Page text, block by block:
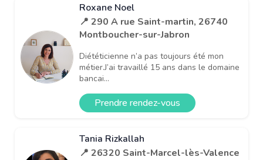
Roxane Noel
📍 290 A rue Saint-martin, 26740
Montboucher-sur-Jabron
Diététicienne n’a pas toujours été mon
métier.J’ai travaillé 15 ans dans le domaine
bancai...
Prendre rendez-vous
Tania Rizkallah
📍 26320 Saint-Marcel-lès-Valence